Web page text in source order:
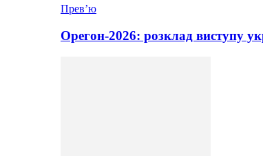
Прев’ю
Орегон-2026: розклад виступу